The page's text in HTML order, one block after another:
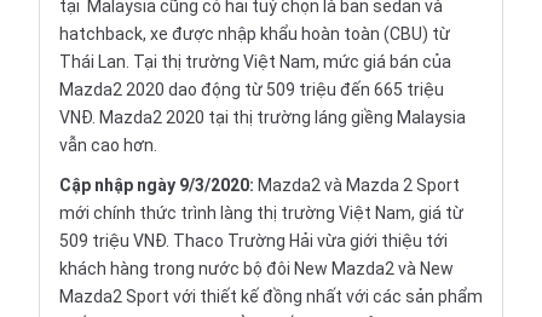
tại Malaysia cũng có hai tuỳ chọn là bản sedan và
hatchback, xe được nhập khẩu hoàn toàn (CBU) từ
Thái Lan. Tại thị trường Việt Nam, mức giá bán của
Mazda2 2020 dao động từ 509 triệu đến 665 triệu
VNĐ. Mazda2 2020 tại thị trường láng giềng Malaysia
vẫn cao hơn.
Cập nhập ngày 9/3/2020: Mazda2 và Mazda 2 Sport
mới chính thức trình làng thị trường Việt Nam, giá từ
509 triệu VNĐ. Thaco Trường Hải vừa giới thiệu tới
khách hàng trong nước bộ đôi New Mazda2 và New
Mazda2 Sport với thiết kế đồng nhất với các sản phẩm